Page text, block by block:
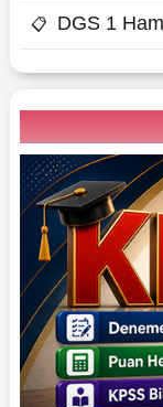
📋 DGS 1